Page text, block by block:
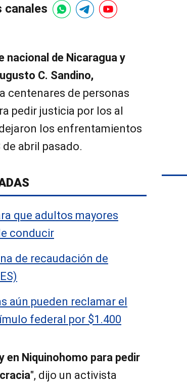
canales
nacional de Nicaragua y
C. Sandino,
centenares de personas
pedir justicia por los al
los enfrentamientos
abril pasado.
que adultos mayores
conducir
de recaudación de
aún pueden reclamar el
federal por $1.400
en Niquinohomo para pedir
", dijo un activista